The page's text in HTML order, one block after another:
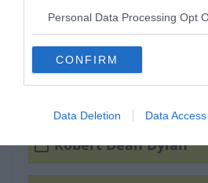
Personal Data Processing Opt
CONFIRM
Data Deletion Data Access
Mi Bob Dylan
neve?
Robert Dean Dylan